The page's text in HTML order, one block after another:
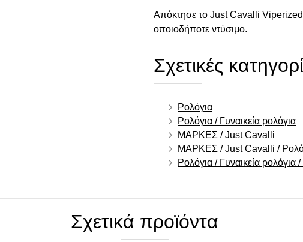
Απόκτησε το Just Cavalli
οποιοδήποτε ντύσιμο.
Σχετικές
Ρολόγια
Ρολόγια / Γυναικεία ρολόγια
ΜΑΡΚΕΣ / Just Cavalli
ΜΑΡΚΕΣ / Just Cavalli /
Ρολόγια / Γυναικεία
Σχετικά προϊόντα